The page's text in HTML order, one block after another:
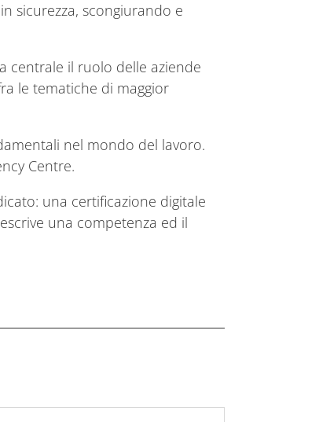
sicurezza, scongiurando e
centrale il ruolo delle aziende
le tematiche di maggior
nel mondo del lavoro.
Centre.
una certificazione digitale
una competenza ed il